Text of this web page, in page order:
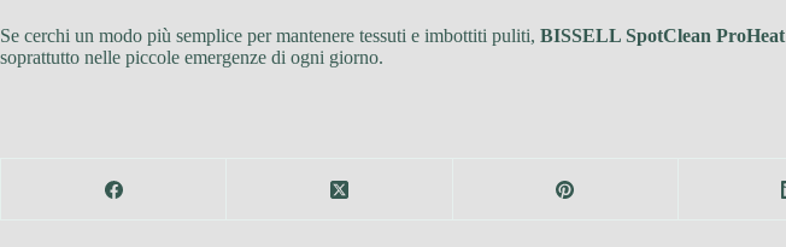
Se cerchi un modo più semplice per mantenere tessuti e imbottiti puliti, BISSELL SpotClean ProHeat
soprattutto nelle piccole emergenze di ogni giorno.